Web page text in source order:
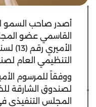
أصدر صاحب السمو
القاسمي عضو
التنظيمي العام
ووفقاً للمرسوم
لصندوق الشارقة
المجلس التنفيذي